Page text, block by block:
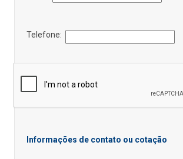
Telefone:
Informações de contato ou cotação